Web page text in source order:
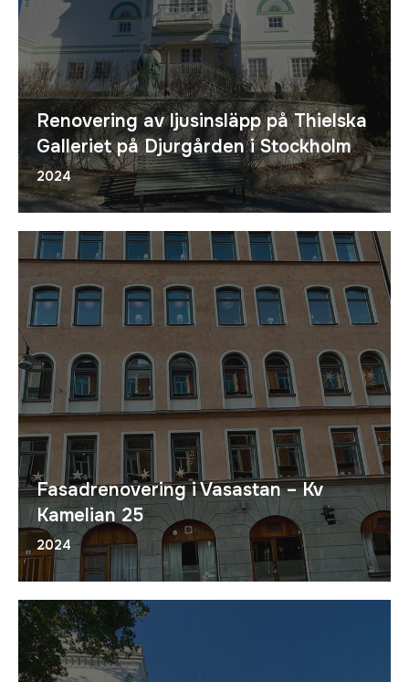
Renovering av ljusinsläpp på Thielska
Galleriet på Djurgården i Stockholm
2024
Fasadrenovering i Vasastan – Kv
Kamelian 25
2024